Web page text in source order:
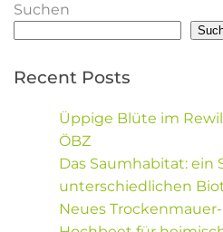
Suchen
Recent Posts
Üppige Blüte im
ÖBZ
Das Saumhabitat: ein
unterschiedlichen
Neues